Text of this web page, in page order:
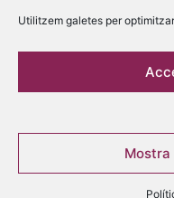
Utilitzem galetes per